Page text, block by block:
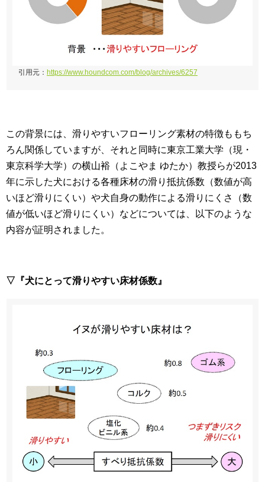
引用元： https://www.houndcom.com/blog/archives/6257
この背景には、滑りやすいフローリング素材の特徴ももち
ろん関係していますが、それと同時に東京工業大学（現・
東京科学大学）の横山裕（よこやま ゆたか）教授らが2013
年に示した犬における各種床材の滑り抵抗係数（数値が高
いほど滑りにくい）や犬自身の動作による滑りにくさ（数
値が低いほど滑りにくい）などについては、以下のような
内容が証明されました。
▽『犬にとって滑りやすい床材係数』